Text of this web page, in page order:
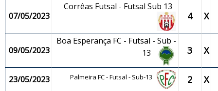
07/05/2023
Corrêas Futsal - Futsal Sub 13
4 X
09/05/2023
Boa Esperança FC - Futsal - Sub -
13
3 X
23/05/2023 Palmeira FC - Futsal - Sub-13 2 X